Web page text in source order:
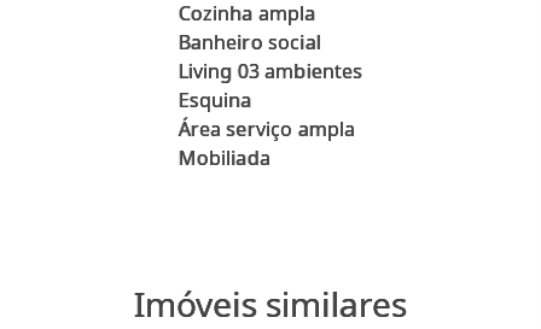
Cozinha ampla
Banheiro social
Living 03 ambientes
Esquina
Área serviço ampla
Imóveis similares